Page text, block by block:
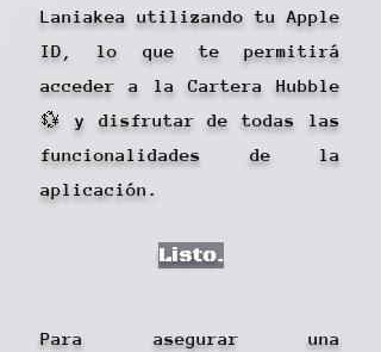
Laniakea utilizando tu Apple
ID, lo que te permitirá
acceder a la Cartera Hubble
💱 y disfrutar de todas las
funcionalidades de la
aplicación.
Listo.
Para asegurar una